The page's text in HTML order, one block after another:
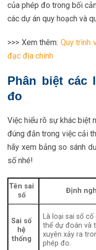
của phép đo trong bối
các dự án quy hoạch và
>>> Xem thêm: Quy trình
đạc địa chính
Phân biệt các
đo
Việc hiểu rõ sự khác biệt
đúng đắn trong việc cải
hãy xem bảng so sánh
số nhé!
Tên sai
số
Định
Sai số
hệ
thống
Là loại sai số
thể dự đoán và
xuyên xảy ra
phép đo.